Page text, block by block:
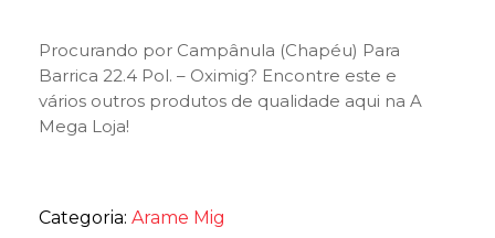
Procurando por Campânula (Chapéu) Para
Barrica 22.4 Pol. – Oximig? Encontre este e
vários outros produtos de qualidade aqui na A
Mega Loja!
Categoria: Arame Mig